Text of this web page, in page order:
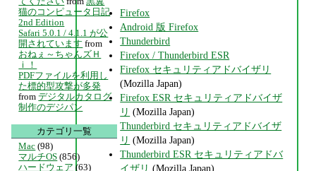
Firefox
Android 版 Firefox
Thunderbird
Firefox / Thunderbird ESR
Firefox セキュリティアドバイザリ
(Mozilla Japan)
Firefox ESR セキュリティアドバイザ
リ (Mozilla Japan)
Thunderbird セキュリティアドバイザ
リ (Mozilla Japan)
Thunderbird ESR セキュリティアドバ
イザリ (Mozilla Japan)
猫のコンピュータ日記
2nd Edition
Safari 5.0.1 / 4.1.1 が公
開されています from
おねぇ～ちゃんズＨ
ｉ！
PDFファイルを利用し
た標的型攻撃が多発
from デジタルカタログ
制作のデジパン
カテゴリ一覧
Mac (98)
マルチOS (856)
ハードウェア (63)